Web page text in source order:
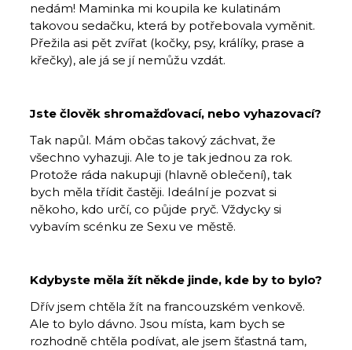
nedám! Maminka mi koupila ke kulatinám
takovou sedačku, která by potřebovala vyměnit.
Přežila asi pět zvířat (kočky, psy, králíky, prase a
křečky), ale já se jí nemůžu vzdát.
Jste člověk shromažďovací, nebo vyhazovací?
Tak napůl. Mám občas takový záchvat, že
všechno vyhazuji. Ale to je tak jednou za rok.
Protože ráda nakupuji (hlavně oblečení), tak
bych měla třídit častěji. Ideální je pozvat si
někoho, kdo určí, co půjde pryč. Vždycky si
vybavím scénku ze Sexu ve městě.
Kdybyste měla žít někde jinde, kde by to bylo?
Dřív jsem chtěla žít na francouzském venkově.
Ale to bylo dávno. Jsou místa, kam bych se
rozhodně chtěla podívat, ale jsem šťastná tam,